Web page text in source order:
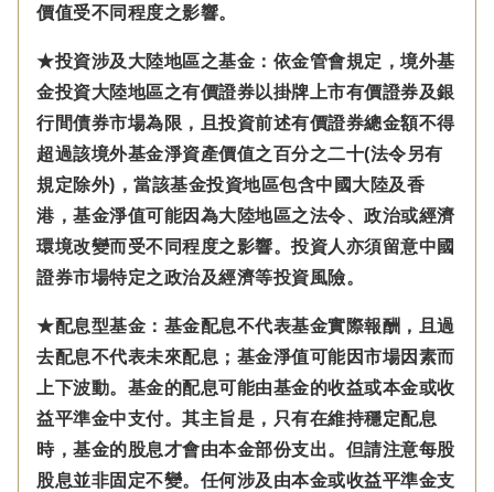
價值受不同程度之影響。
★投資涉及大陸地區之基金： 依金管會規定， 境外基
金投資大陸地區之有價證券以掛牌上市有價證券及銀
行間債券市場為限，且投資前述有價證券總金額不得
超過該境外基金淨資產價值之百分之二十(法令另有
規定除外)， 當該基金投資地區包含中國大陸及香
港，基金淨值可能因為大陸地區之法令、政治或經濟
環境改變而受不同程度之影響。 投資人亦須留意中國
證券市場特定之政治及經濟等投資風險。
★配息型基金：基金配息不代表基金實際報酬，且過
去配息不代表未來配息；基金淨值可能因市場因素而
上下波動。基金的配息可能由基金的收益或本金或收
益平準金中支付。 其主旨是，只有在維持穩定配息
時，基金的股息才會由本金部份支出。但請注意每股
股息並非固定不變。 任何涉及由本金或收益平準金支